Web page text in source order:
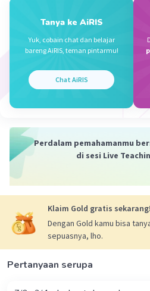
iii.a
iv.b
Tanya ke AiRIS
Yuk, cobain chat dan belajar
bareng AiRIS, teman pintarmu!
Chat AiRIS
Perdalam pemahamanmu
di sesi Live
Klaim Gold gratis sekarang!
Dengan Gold kamu bisa
sepuasnya, lho.
Pertanyaan serupa